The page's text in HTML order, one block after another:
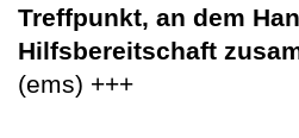
Treffpunkt, an dem
Hilfsbereitschaft
(ems) +++